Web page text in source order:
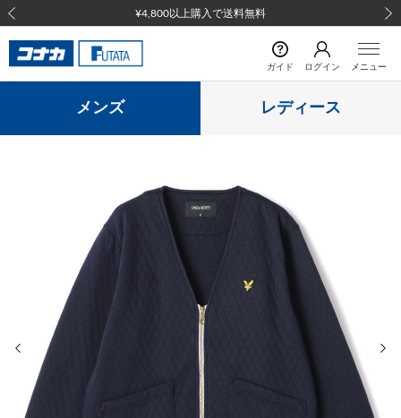
¥4,800以上購入で送料無料
前の画像
ガイド ログイン メニュー
メンズ レディース
前の画像